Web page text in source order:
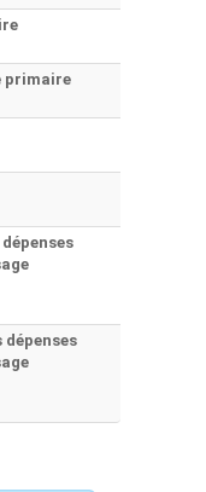
primaire